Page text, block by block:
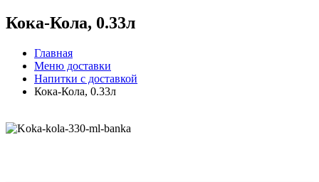
Кока-Кола, 0.33л
Главная
Меню доставки
Напитки с доставкой
Кока-Кола, 0.33л